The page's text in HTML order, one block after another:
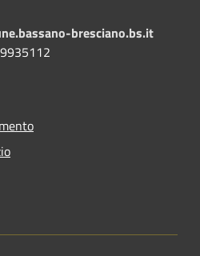
bresciano.bs.it